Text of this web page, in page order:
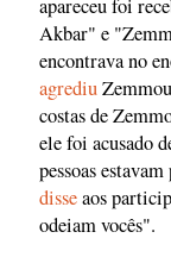
apareceu foi
Akbar" e
encontrava no
agrediu
costas de
ele foi acusado
pessoas
disseaos
odeiam vocês".